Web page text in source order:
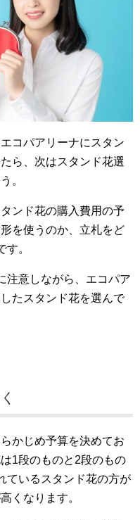
コパアリーナにスタン
ら、次はスタンド花選
。
ンド花の購入費用の予
を使うのか、立札をど
。
注意しながら、エコパア
たスタンド花を選んで
かじめ予算を決めてお
1段のものと2段のもの
ているスタンド花の方が
くなります。